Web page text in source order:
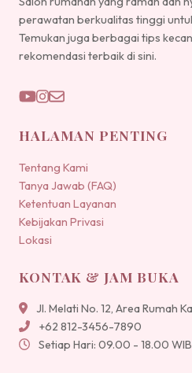
perawatan berkualitas tinggi
Temukan juga berbagai tips
rekomendasi terbaik di sini.
HALAMAN PENTING
Tentang Kami
Tanya Jawab (FAQ)
Ketentuan Layanan
Kebijakan Privasi
Lokasi
KONTAK & JAM BUKA
Jl. Melati No. 12, Area Rumah
+62 812-3456-7890
Setiap Hari: 09.00 - 18.00 WIB